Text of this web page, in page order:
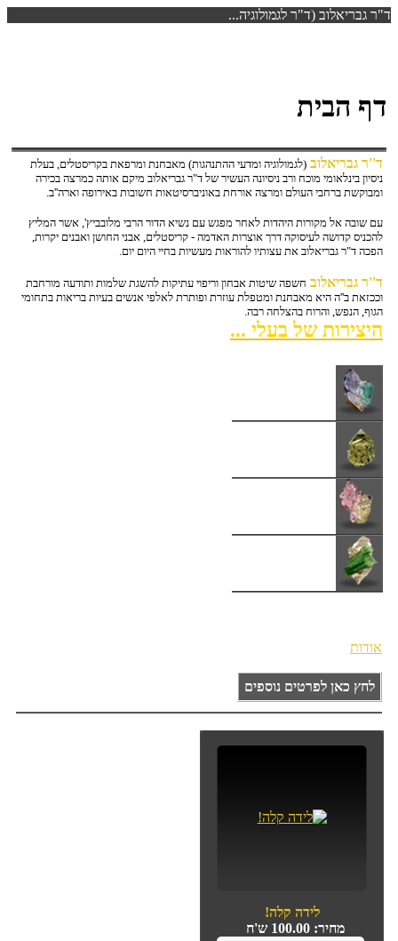
ד"ר גבריאלוב (ד"ר לגמולוגיה...
דף הבית
ד''ר גבריאלוב (לגמולוגיה ומדעי ההתנהגות) מאבחנת ומרפאת בקריסטלים, בעלת
ניסיון בינלאומי מוכח ורב ניסיונה העשיר של ד"ר גבריאלוב מיקם אותה כמרצה בכירה
ומבוקשת ברחבי העולם ומרצה אורחת באוניברסיטאות חשובות באירופה וארה''ב.
עם שובה אל מקורות היהדות לאחר מפגש עם נשיא הדור הרבי מלובביץ', אשר המליץ
להכניס קדושה לעיסוקה דרך אוצרות האדמה - קריסטלים, אבני החושן ואבנים יקרות,
הפכה ד"ר גבריאלוב את עצותיו להוראות מעשיות בחיי היום יום.
ד''ר גבריאלוב חשפה שיטות אבחון וריפוי עתיקות להשגת שלמות ותודעה מורחבת
וככזאת ב''ה היא מאבחנת ומטפלת עוזרת ופותרת לאלפי אנשים בעיות בריאות בתחומי
הגוף, הנפש, והרוח בהצלחה רבה.
היצירות של בעלי ...
אודות
לחץ כאן לפרטים נוספים
לידה קלה!
מחיר: 100.00 ש'ח